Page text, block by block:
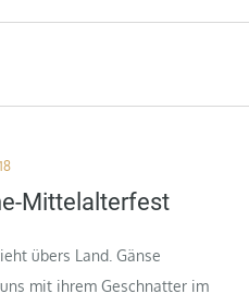
Mittelalterfest
übers Land. Gänse
mit ihrem Geschnatter im